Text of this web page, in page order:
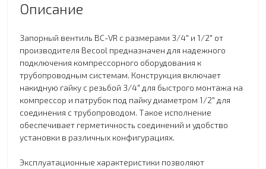
Описание
Запорный вентиль BC-VR с размерами 3/4" и 1/2" от
производителя Becool предназначен для надежного
подключения компрессорного оборудования к
трубопроводным системам. Конструкция включает
накидную гайку с резьбой 3/4" для быстрого монтажа на
компрессор и патрубок под пайку диаметром 1/2" для
соединения с трубопроводом. Такое исполнение
обеспечивает герметичность соединений и удобство
установки в различных конфигурациях.
Эксплуатационные характеристики позволяют